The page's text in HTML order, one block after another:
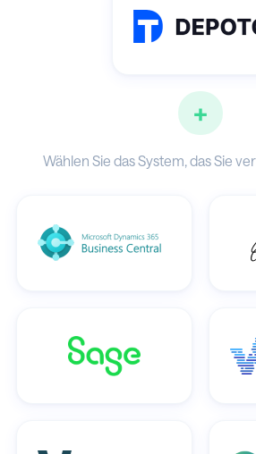
+
Wählen Sie das System, das Sie